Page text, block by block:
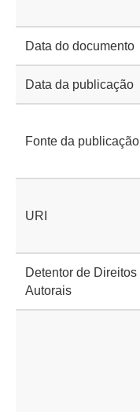
Data do documento
Data da publicação
Fonte da publicação
URI
Detentor de Direitos
Autorais